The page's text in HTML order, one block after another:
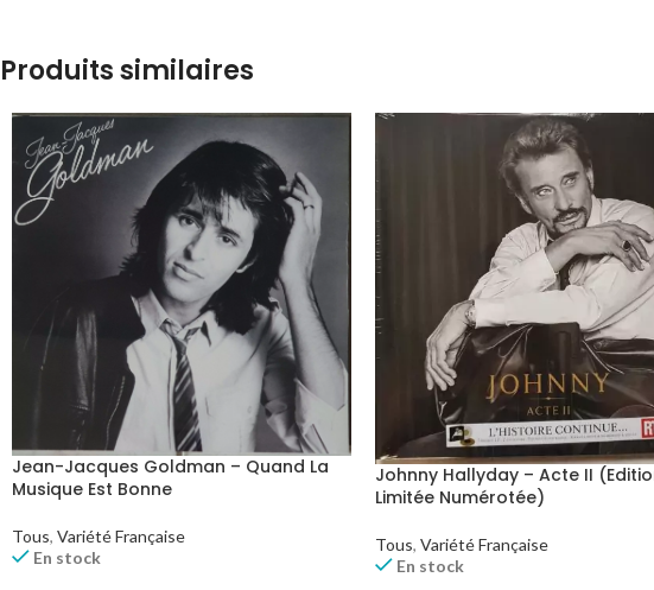
Produits similaires
Jean-Jacques Goldman – Quand La
Musique Est Bonne
Tous, Variété Française
En stock
Johnny Hallyday – Acte II
Limitée Numérotée)
Tous, Variété Française
En stock